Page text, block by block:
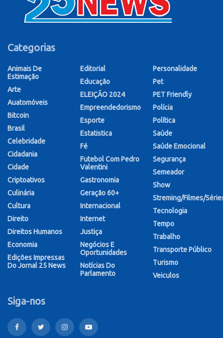
Categorias
Animais De
Estimação
Arte
Auatomóveis
Bitcoin
Brasil
Celebridade
Cidadania
Cidade
Criptoativos
Culinária
Cultura
Direito
Direitos Humanos
Economia
Edições Impressas
Do Jornal 25 News
Editorial
Educação
ELEIÇÃO 2024
Empreendedorismo
Esporte
Estatistica
Fé
Futebol Com Pedro
Valentini
Gastronomia
Geração 60+
Internacional
Internet
Justiça
Negócios E
Oportunidades
Notícias Do
Parlamento
Personalidade
Pet
PET Friendly
Polícia
Política
Saúde
Saúde Emocional
Segurança
Semeador
Show
Streming/Filmes/
Tecnologia
Tempo
Trabalho
Transporte Público
Turismo
Veiculos
Siga-nos